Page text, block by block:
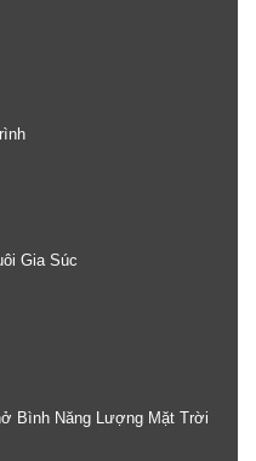
Gia Súc
Bình Năng Lượng Mặt Trời